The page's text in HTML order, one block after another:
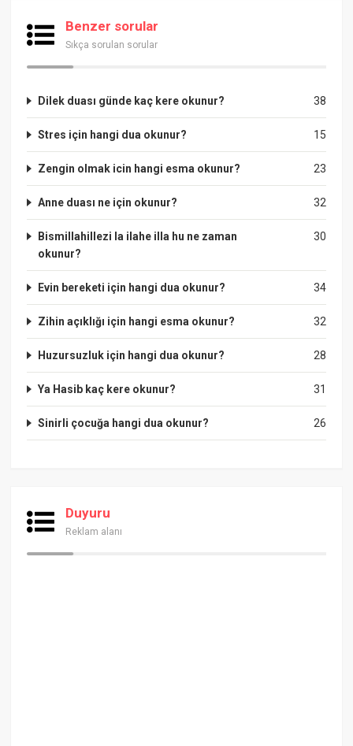
Benzer sorular
Sıkça sorulan sorular
38
Dilek duası günde kaç kere okunur?
15
Stres için hangi dua okunur?
23
Zengin olmak icin hangi esma okunur?
32
Anne duası ne için okunur?
30
Bismillahillezi la ilahe illa hu ne zaman
okunur?
34
Evin bereketi için hangi dua okunur?
32
Zihin açıklığı için hangi esma okunur?
28
Huzursuzluk için hangi dua okunur?
31
Ya Hasib kaç kere okunur?
26
Sinirli çocuğa hangi dua okunur?
Duyuru
Reklam alanı